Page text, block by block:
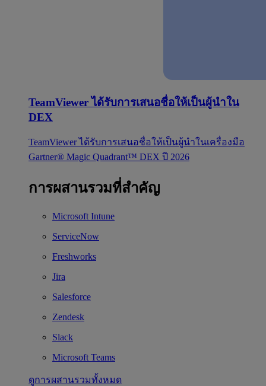
TeamViewer ได้รับการเสนอชื่อให้เป็นผู้นำใน
DEX
TeamViewer ได้รับการเสนอชื่อให้เป็นผู้นำในเครื่องมือ
Gartner® Magic Quadrant™ DEX ปี 2026
การผสานรวมที่สำคัญ
Microsoft Intune
ServiceNow
Freshworks
Jira
Salesforce
Zendesk
Slack
Microsoft Teams
ดูการผสานรวมทั้งหมด